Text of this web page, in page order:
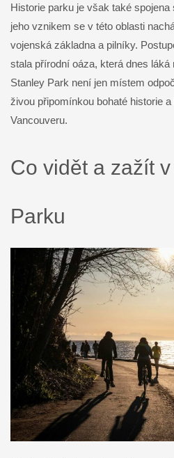
Historie parku je však také
jeho vznikem se v této oblasti
vojenská základna a pilníky.
stala přírodní oáza, která dnes
Stanley Park není jen místem
živou připomínkou bohaté historie
Vancouveru.
Co vidět a zažít
Parku